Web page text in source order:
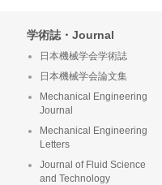
学術誌・Journal
日本機械学会学術誌
日本機械学会論文集
Mechanical Engineering
Journal
Mechanical Engineering
Letters
Journal of Fluid Science
and Technology